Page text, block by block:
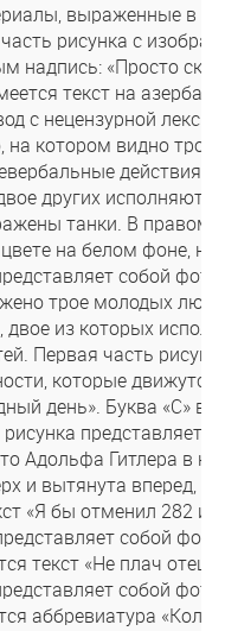
выраженные в
рисунка с
надпись: «Просто
текст на
с нецензурной
на котором видно
других исполняют
танки. В правом
на белом фоне,
собой
трое молодых
двое из которых
Первая часть
которые
день». Буква «С»
представляет
Адольфа Гитлера в
и вытянута вперед,
«Я бы отменил 282 и
собой
текст «Не плач отец
собой
аббревиатура